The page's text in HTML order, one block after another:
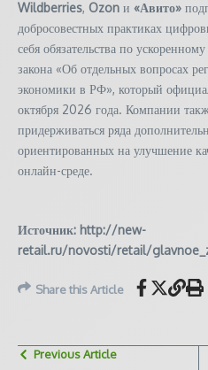
Wildberries, Ozon и «Авито»
добросовестных практиках
себя обязательства по
закона «Об отдельных вопросах
экономики в РФ», который
октября 2026 года. Компании
придерживаться ряда
ориентированных на улучшение
онлайн-среде.
Источник: http://new-
retail.ru/novosti/retail/
Share this Article
Previous Article